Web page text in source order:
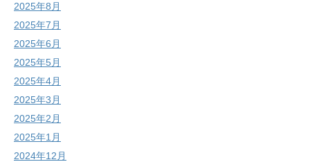
2025年8月
2025年7月
2025年6月
2025年5月
2025年4月
2025年3月
2025年2月
2025年1月
2024年12月